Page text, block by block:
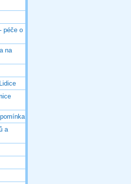
péče o
na
a